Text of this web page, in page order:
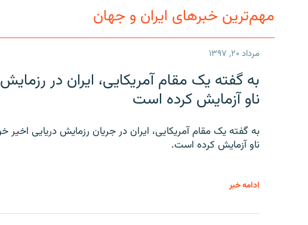
مهم‌ترین خبرهای ایران و جهان
مرداد ۲۰, ۱۳۹۷
به گفته یک مقام آمریکایی، ایران در
ناو آزمایش کرده است
به گفته یک مقام آمریکایی، ایران در جریان رزمایش دریایی
ناو آزمایش کرده است.
ادامه خبر